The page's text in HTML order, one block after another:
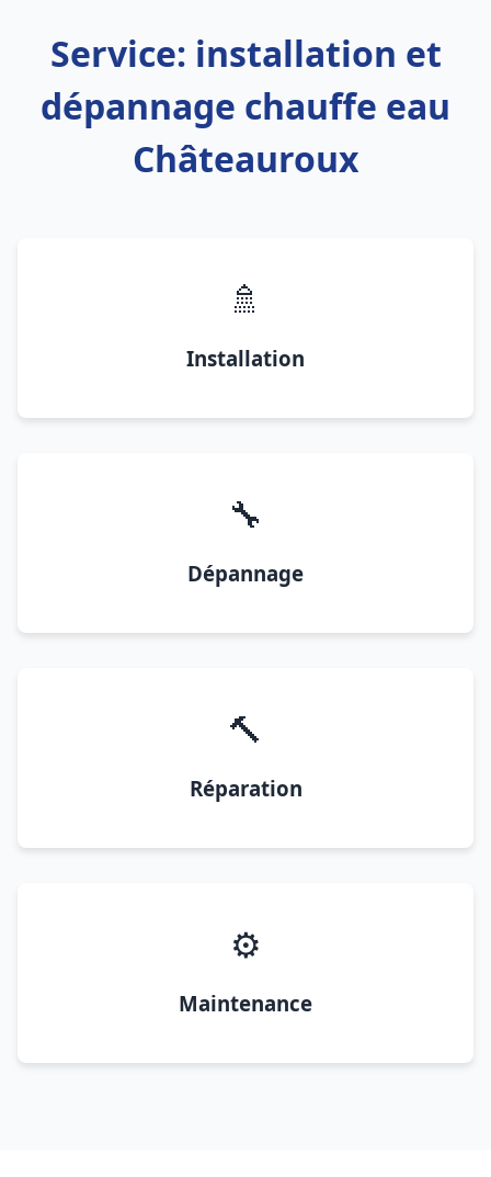
Service: installation et
dépannage chauffe eau
Châteauroux
🚿
Installation
🔧
Dépannage
🔨
Réparation
⚙️
Maintenance